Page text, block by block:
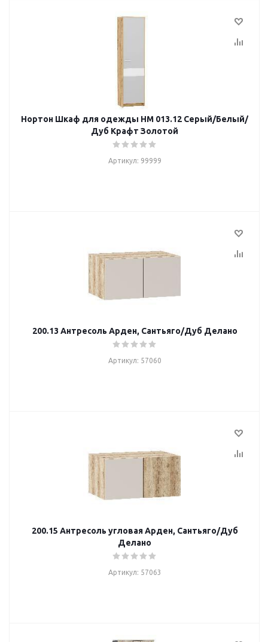
Нортон Шкаф для одежды НМ 013.12 Серый/Белый/
Дуб Крафт Золотой
Артикул: 99999
200.13 Антресоль Арден, Сантьяго/Дуб Делано
Артикул: 57060
200.15 Антресоль угловая Арден, Сантьяго/Дуб
Делано
Артикул: 57063